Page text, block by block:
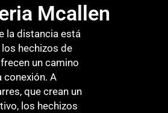
Mcallen
la distancia está
hechizos de
un camino
conexión. A
que crean un
los hechizos